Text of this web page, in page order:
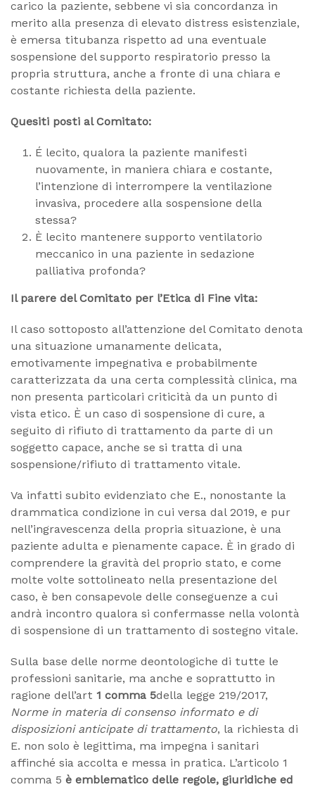
carico la paziente, sebbene vi sia concordanza in
merito alla presenza di elevato distress esistenziale,
è emersa titubanza rispetto ad una eventuale
sospensione del supporto respiratorio presso la
propria struttura, anche a fronte di una chiara e
costante richiesta della paziente.
Quesiti posti al Comitato:
É lecito, qualora la paziente manifesti
nuovamente, in maniera chiara e costante,
l’intenzione di interrompere la ventilazione
invasiva, procedere alla sospensione della
stessa?
È lecito mantenere supporto ventilatorio
meccanico in una paziente in sedazione
palliativa profonda?
Il parere del Comitato per l’Etica di Fine vita:
Il caso sottoposto all’attenzione del Comitato denota
una situazione umanamente delicata,
emotivamente impegnativa e probabilmente
caratterizzata da una certa complessità clinica, ma
non presenta particolari criticità da un punto di
vista etico. È un caso di sospensione di cure, a
seguito di rifiuto di trattamento da parte di un
soggetto capace, anche se si tratta di una
sospensione/rifiuto di trattamento vitale.
Va infatti subito evidenziato che E., nonostante la
drammatica condizione in cui versa dal 2019, e pur
nell’ingravescenza della propria situazione, è una
paziente adulta e pienamente capace. È in grado di
comprendere la gravità del proprio stato, e come
molte volte sottolineato nella presentazione del
caso, è ben consapevole delle conseguenze a cui
andrà incontro qualora si confermasse nella volontà
di sospensione di un trattamento di sostegno vitale.
Sulla base delle norme deontologiche di tutte le
professioni sanitarie, ma anche e soprattutto in
ragione dell’art 1 comma 5della legge 219/2017,
Norme in materia di consenso informato e di
disposizioni anticipate di trattamento, la richiesta di
E. non solo è legittima, ma impegna i sanitari
affinché sia accolta e messa in pratica. L’articolo 1
comma 5 è emblematico delle regole, giuridiche ed